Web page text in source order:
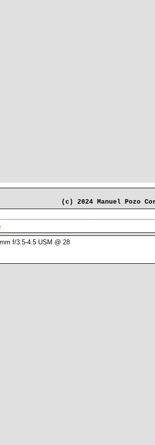
(c) 2024 Manuel Pozo
f/3.5-4.5 USM @ 28